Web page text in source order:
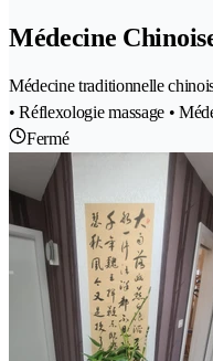
Médecine
Médecine traditionnelle
• Réflexologie massage •
Fermé